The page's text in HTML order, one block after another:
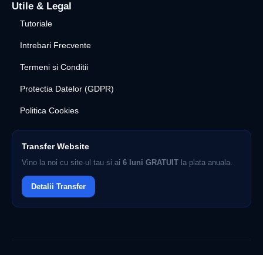
Utile & Legal
Tutoriale
Intrebari Frecvente
Termeni si Conditii
Protectia Datelor (GDPR)
Politica Cookies
Transfer Website
Vino la noi cu site-ul tau si ai 6 luni GRATUIT la plata anuala.
Detalii Transfer